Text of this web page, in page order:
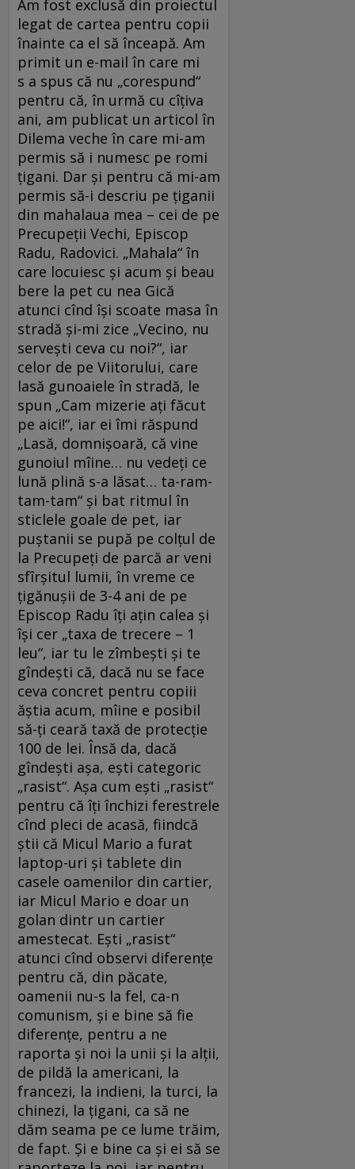
Am fost exclusă din proiectul
legat de cartea pentru copii
înainte ca el să înceapă. Am
primit un e-mail în care mi
s a spus că nu „corespund“
pentru că, în urmă cu cîțiva
ani, am publicat un articol în
Dilema veche în care mi-am
permis să i numesc pe romi
țigani. Dar și pentru că mi-am
permis să-i descriu pe țiganii
din mahalaua mea – cei de pe
Precupeții Vechi, Episcop
Radu, Radovici. „Mahala“ în
care locuiesc și acum și beau
bere la pet cu nea Gică
atunci cînd își scoate masa în
stradă și-mi zice „Vecino, nu
servești ceva cu noi?“, iar
celor de pe Viitorului, care
lasă gunoaiele în stradă, le
spun „Cam mizerie ați făcut
pe aici!“, iar ei îmi răspund
„Lasă, domnișoară, că vine
gunoiul mîine… nu vedeți ce
lună plină s-a lăsat… ta-ram-
tam-tam“ și bat ritmul în
sticlele goale de pet, iar
puștanii se pupă pe colțul de
la Precupeți de parcă ar veni
sfîrșitul lumii, în vreme ce
țigănușii de 3-4 ani de pe
Episcop Radu îți ațin calea și
își cer „taxa de trecere – 1
leu“, iar tu le zîmbești și te
gîndești că, dacă nu se face
ceva concret pentru co­piii
ăștia acum, mîine e posibil
să-ți ceară taxă de protecție
100 de lei. Însă da, dacă
gîndești așa, ești categoric
„rasist“. Așa cum ești „rasist“
pentru că îți închizi ferestrele
cînd pleci de acasă, fiindcă
știi că Micul Mario a furat
laptop-uri și tablete din
casele oamenilor din cartier,
iar Micul Mario e doar un
golan dintr un cartier
amestecat. Ești „rasist“
atunci cînd observi diferențe
pentru că, din păcate,
oamenii nu-s la fel, ca-n
comunism, și e bine să fie
diferențe, pentru a ne
raporta și noi la unii și la alții,
de pildă la americani, la
francezi, la indieni, la turci, la
chinezi, la țigani, ca să ne
dăm seama pe ce lume trăim,
de fapt. Și e bine ca și ei să se